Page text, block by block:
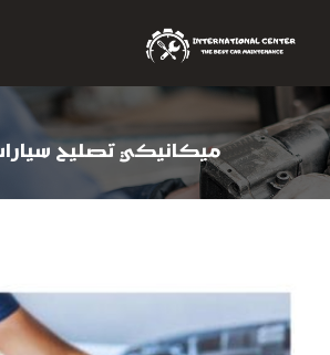
ميكانيكي تصليح